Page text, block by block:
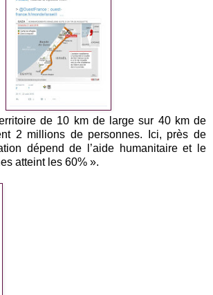
de 10 km de large sur 40 km de
2 millions de personnes. Ici, près de
dépend de l’aide humanitaire et le
atteint les 60% ».